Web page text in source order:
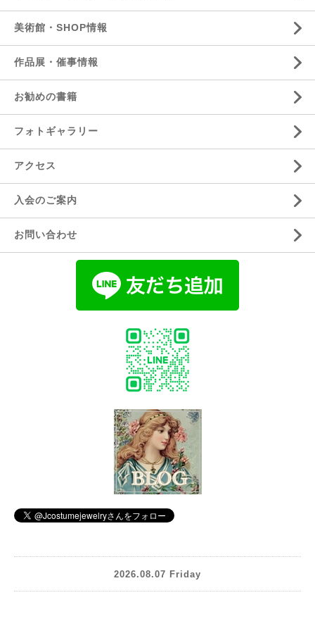
美術館・SHOP情報
作品展・催事情報
お勧めの書籍
フォトギャラリー
アクセス
入会のご案内
お問い合わせ
2026.08.07 Friday